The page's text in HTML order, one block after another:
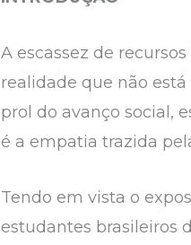
A escassez de
realidade que não
prol do avanço social,
é a empatia trazida
Tendo em vista o
estudantes brasileiros